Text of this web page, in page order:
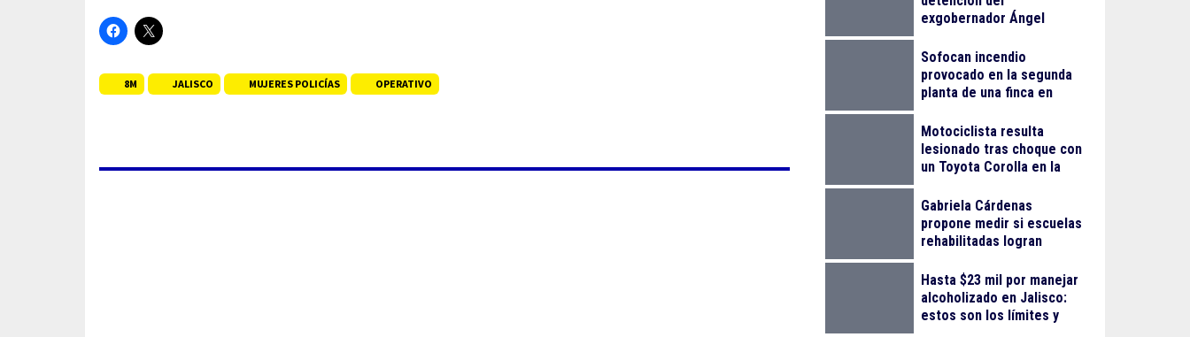
8M JALISCO MUJERES POLICÍAS OPERATIVO
exgobernador Ángel
Ayotzinapa
Sofocan incendio
provocado en la segunda
planta de una finca en
Motociclista resulta
lesionado tras choque con
un Toyota Corolla en la
Gabriela Cárdenas
propone medir si escuelas
rehabilitadas logran
escolar
Hasta $23 mil por manejar
alcoholizado en Jalisco:
estos son los límites y